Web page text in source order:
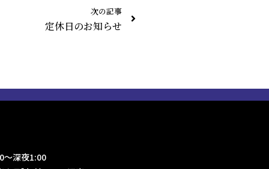
次の記事
定休日のお知らせ
～深夜1:00